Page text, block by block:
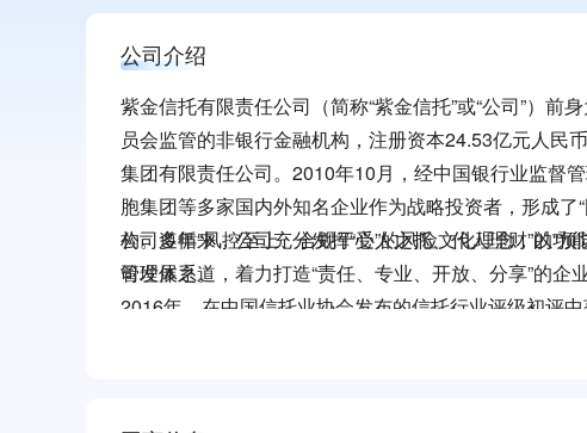
公司介绍
紫金信托有限责任公司（简称“紫金信托”或“公司”）
员会监管的非银行金融机构，注册资本24.53亿元人民
集团有限责任公司。2010年10月，经中国银行业监督
胞集团等多家国内外知名企业作为战略投资者，形成
构。多年来，公司充分发挥“受人之托、代人理财”的
司发展之道，着力打造“责任、专业、开放、分享”的企
公司遵循“风控至上、合规于心”的风险文化理念，以“
管理体系。
2016年，在中国信托业协会发布的信托行业评级初评
新奖”、“最佳收益表现信托公司”、“年度影响力品牌”等